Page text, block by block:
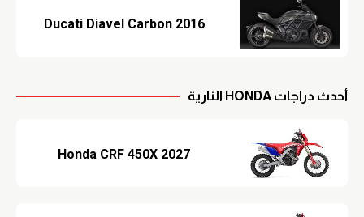
2016 Ducati Diavel Carbon
أحدث دراجات HONDA النارية
2027 Honda CRF 450X